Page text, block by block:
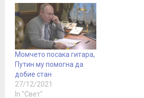
Момчето посака гитара,
Путин му помогна да
добие стан
27/12/2021
In "Свет"